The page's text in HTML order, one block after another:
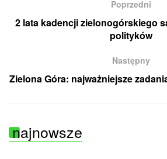
Poprzedni
2 lata kadencji zielonogórskiego
polityków
Następny
Zielona Góra: najważniejsze
najnowsze